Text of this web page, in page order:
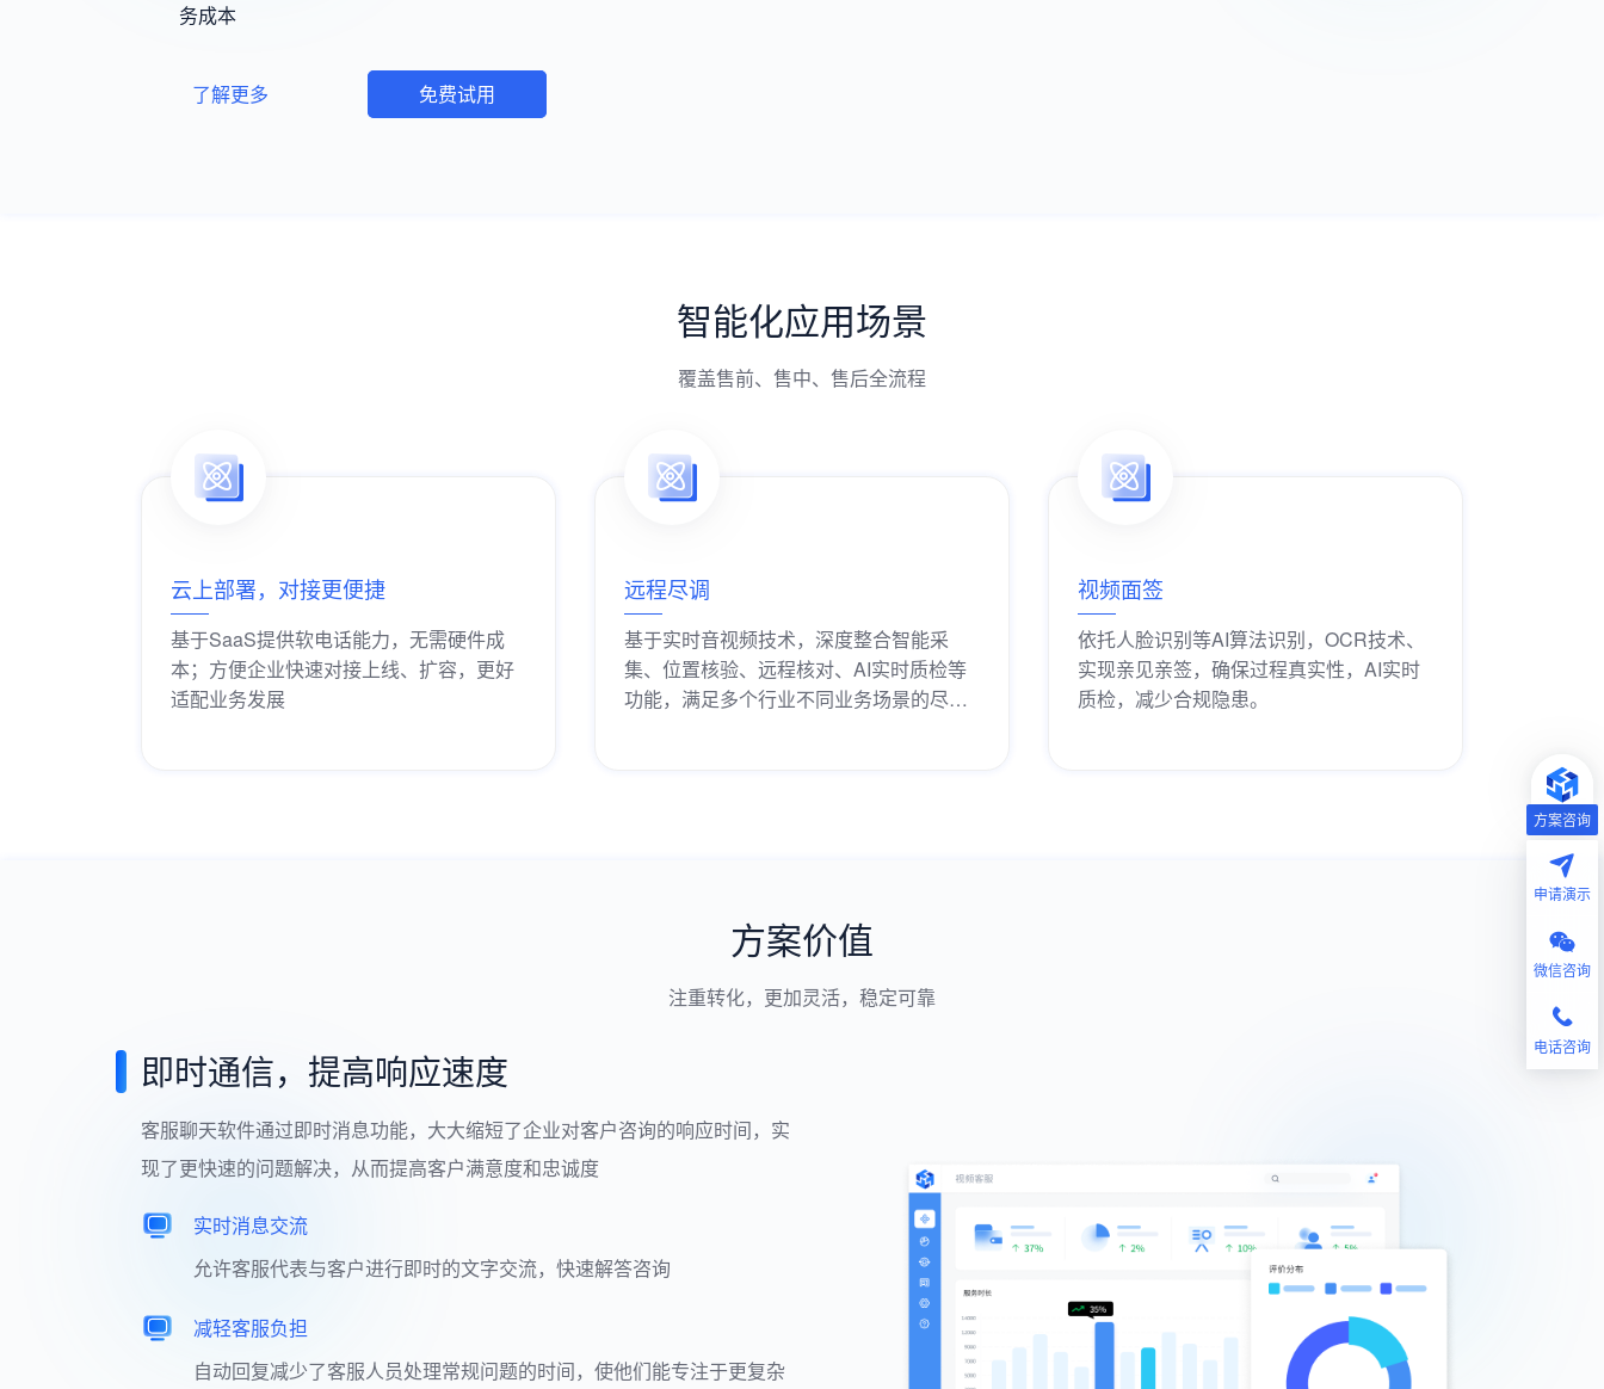
务成本
了解更多 免费试用
智能化应用场景
覆盖售前、售中、售后全流程
云上部署，对接更便捷
基于SaaS提供软电话能力，无需硬件成
本；方便企业快速对接上线、扩容，更好
适配业务发展
远程尽调
基于实时音视频技术，深度整合智能采
集、位置核验、远程核对、AI实时质检等
功能，满足多个行业不同业务场景的尽职
视频面签
依托人脸识别等AI算法识别，OCR技术、
实现亲见亲签，确保过程真实性，AI实时
质检，减少合规隐患。
方案价值
注重转化，更加灵活，稳定可靠
即时通信，提高响应速度
客服聊天软件通过即时消息功能，大大缩短了企业对客户咨询的响应时间，实
现了更快速的问题解决，从而提高客户满意度和忠诚度
实时消息交流
允许客服代表与客户进行即时的文字交流，快速解答咨询
减轻客服负担
自动回复减少了客服人员处理常规问题的时间，使他们能专注于更复杂
方案咨询
申请演示
微信咨询
电话咨询